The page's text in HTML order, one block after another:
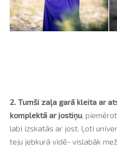
2. Tumši zaļa garā kleita ar
komplektā ar jostiņu,
labi izskatās ar jost. Ļoti
teju jebkurā vidē- vislabāk